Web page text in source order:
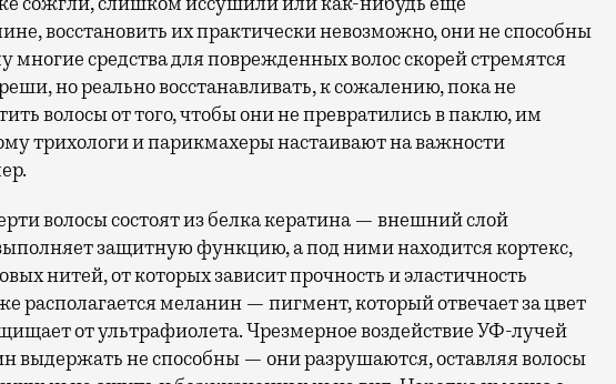
восстановить их практически невозможно, они не способны
средства для поврежденных волос скорей стремятся
но реально восстанавливать, к сожалению, пока не
волосы от того, чтобы они не превратились в паклю, им
трихологи и парикмахеры настаивают на важности
волосы состоят из белка кератина — внешний слой
защитную функцию, а под ними находится кортекс,
нитей, от которых зависит прочность и эластичность
располагается меланин — пигмент, который отвечает за цвет
от ультрафиолета. Чрезмерное воздействие УФ-лучей
выдержать не способны — они разрушаются, оставляя волосы